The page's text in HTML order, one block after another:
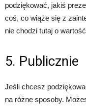
podziękować, jakiś
coś, co wiąże się z
nie chodzi tutaj o
5. Publicznie
Jeśli chcesz
na różne sposoby.